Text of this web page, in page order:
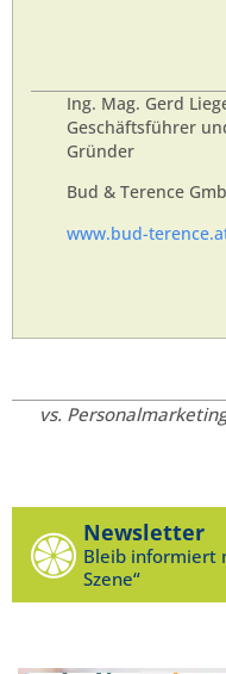
Ing. Mag. Gerd
Geschäftsführer
Gründer
Bud & Terence
www.bud-
vs.
Newsletter
Bleib informiert
Szene“